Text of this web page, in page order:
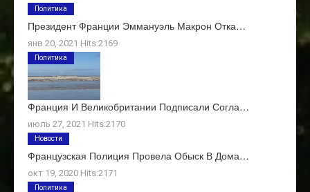
Президент Франции Эммануэль Макрон Отка…
янв 20, 2021 Hits:2169
Политика
Франция И Великобритании Подписали Согла…
июль 27, 2021 Hits:2170
Политика
Французская Полиция Провела Обыск В Дома…
окт 19, 2020 Hits:2171
Новости
Политика